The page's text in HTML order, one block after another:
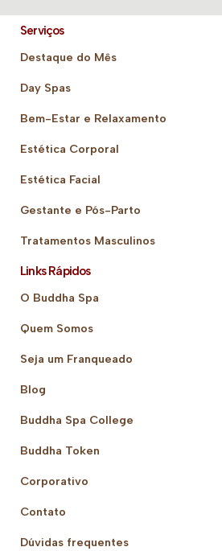
Serviços
Destaque do Mês
Day Spas
Bem-Estar e Relaxamento
Estética Corporal
Estética Facial
Gestante e Pós-Parto
Tratamentos Masculinos
Links Rápidos
O Buddha Spa
Quem Somos
Seja um Franqueado
Blog
Buddha Spa College
Buddha Token
Corporativo
Contato
Dúvidas frequentes